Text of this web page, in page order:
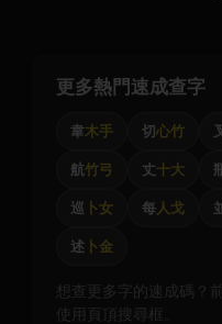
更多熱門速成查字
韋木手 切心竹
航竹弓 丈十大
巡 卜女 每人戈
述 卜金
想查更多字的速成碼？
使用頁頂搜尋框。